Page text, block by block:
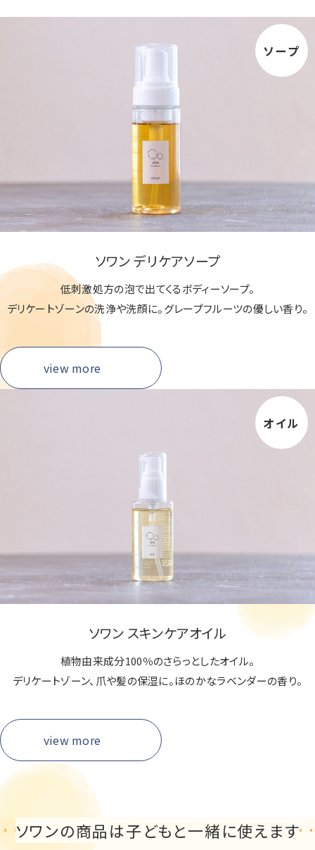
ソープ
ソワン デリケアソープ
低刺激処方の泡で出てくるボディーソープ。
デリケートゾーンの洗浄や洗顔に。グレープフルーツの優しい香り。
view more
オイル
ソワン スキンケアオイル
植物由来成分100％のさらっとしたオイル。
デリケートゾーン、爪や髪の保湿に。ほのかなラベンダーの香り。
view more
ソワンの商品は子どもと一緒に使えます